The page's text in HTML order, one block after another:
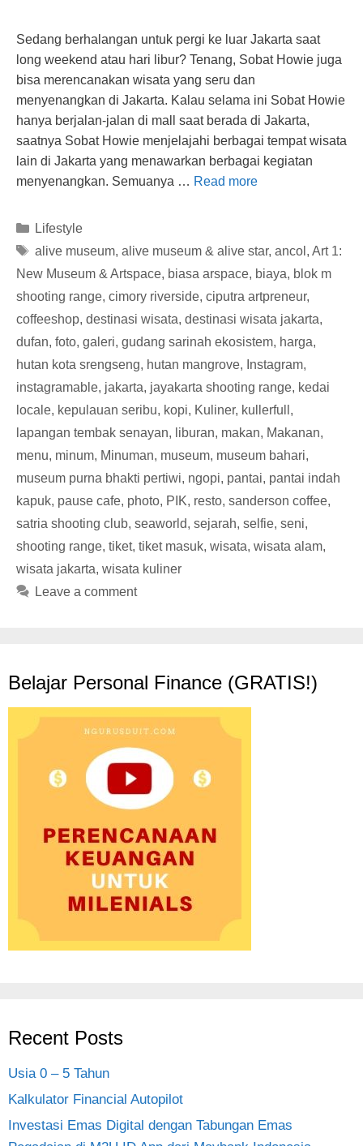
Sedang berhalangan untuk pergi ke luar Jakarta saat
long weekend atau hari libur? Tenang, Sobat Howie juga
bisa merencanakan wisata yang seru dan
menyenangkan di Jakarta. Kalau selama ini Sobat Howie
hanya berjalan-jalan di mall saat berada di Jakarta,
saatnya Sobat Howie menjelajahi berbagai tempat wisata
lain di Jakarta yang menawarkan berbagai kegiatan
menyenangkan. Semuanya … Read more
Categories
Lifestyle
Tags
alive museum, alive museum & alive star, ancol , Art 1:
New Museum & Artspace, biasa arspace, biaya, blok m
shooting range, cimory riverside, ciputra artpreneur,
coffeeshop, destinasi wisata, destinasi wisata jakarta,
dufan, foto, galeri, gudang sarinah ekosistem, harga,
hutan kota srengseng, hutan mangrove, Instagram,
instagramable, jakarta, jayakarta shooting range, kedai
locale, kepulauan seribu, kopi, Kuliner, kullerfull ,
lapangan tembak senayan, liburan, makan, Makanan,
menu, minum, Minuman, museum, museum bahari,
museum purna bhakti pertiwi, ngopi, pantai, pantai indah
kapuk, pause cafe, photo, PIK, resto, sanderson coffee,
satria shooting club, seaworld, sejarah, selfie, seni,
shooting range, tiket, tiket masuk, wisata, wisata alam,
wisata jakarta, wisata kuliner
Leave a comment
Belajar Personal Finance (GRATIS!)
Recent Posts
Usia 0 – 5 Tahun
Kalkulator Financial Autopilot
Investasi Emas Digital dengan Tabungan Emas